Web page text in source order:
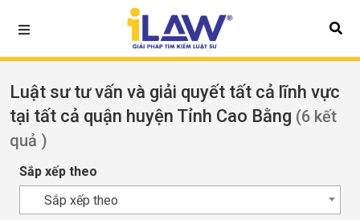
Luật sư tư vấn và giải quyết tất cả lĩnh vực
tại tất cả quận huyện Tỉnh Cao Bằng (6 kết
quả )
Sắp xếp theo
Sắp xếp theo